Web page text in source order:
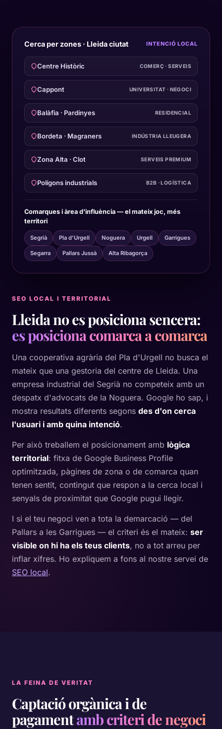
Cerca per zones · Lleida ciutat INTENCIÓ LOCAL
Centre Històric COMERÇ · SERVEIS
Cappont UNIVERSITAT · NEGOCI
Balàfia · Pardinyes RESIDENCIAL
Bordeta · Magraners INDÚSTRIA LLEUGERA
Zona Alta · Clot SERVEIS PREMIUM
Polígons industrials B2B · LOGÍSTICA
Comarques i àrea d'influència — el mateix joc, més
territori
Segrià Pla d'Urgell Noguera Urgell Garrigues
Segarra Pallars Jussà Alta Ribagorça
SEO LOCAL I TERRITORIAL
Lleida no es posiciona sencera:
es posiciona comarca a comarca
Una cooperativa agrària del Pla d'Urgell no busca el
mateix que una gestoria del centre de Lleida. Una
empresa industrial del Segrià no competeix amb un
despatx d'advocats de la Noguera. Google ho sap, i
mostra resultats diferents segons des d'on cerca
l'usuari i amb quina intenció.
Per això treballem el posicionament amb lògica
territorial: fitxa de Google Business Profile
optimitzada, pàgines de zona o de comarca quan
tenen sentit, contingut que respon a la cerca local i
senyals de proximitat que Google pugui llegir.
I si el teu negoci ven a tota la demarcació — del
Pallars a les Garrigues — el criteri és el mateix: ser
visible on hi ha els teus clients, no a tot arreu per
inflar xifres. Ho expliquem a fons al nostre servei de
SEO local.
LA FEINA DE VERITAT
Captació orgànica i de
pagamentamb criteri de negoci